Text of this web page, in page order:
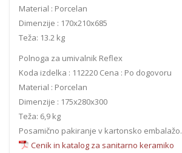
Material : Porcelan
Dimenzije : 170x210x685
Teža: 13.2 kg
Polnoga za umivalnik Reflex
Koda izdelka : 112220 Cena : Po dogovoru
Material : Porcelan
Dimenzije : 175x280x300
Teža: 6,9 kg
Posamično pakiranje v kartonsko embalažo.
Cenik in katalog za sanitarno keramiko